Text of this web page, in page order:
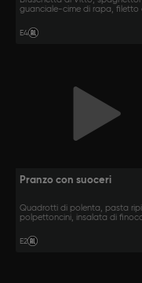
guanciale-cime di rapa, filetto
E4
Pranzo con suoceri
Quadrotti di polenta, pasta
polpettoncini, insalata di
E2